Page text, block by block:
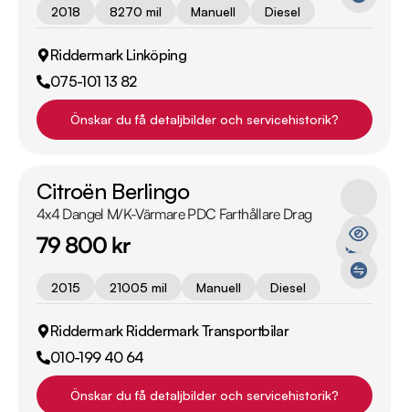
2018 8270 mil Manuell Diesel
Riddermark Linköping
075-101 13 82
Önskar du få detaljbilder och servicehistorik?
Citroën Berlingo
4x4 Dangel M/K-Värmare PDC Farthållare Drag
79 800 kr
2015 21005 mil Manuell Diesel
Riddermark Riddermark Transportbilar
010-199 40 64
Önskar du få detaljbilder och servicehistorik?